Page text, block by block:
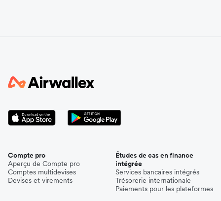
Compte pro
Aperçu de Compte pro
Comptes multidevises
Devises et virements
Études de cas en finance
intégrée
Services bancaires intégrés
Trésorerie internationale
Paiements pour les plateformes